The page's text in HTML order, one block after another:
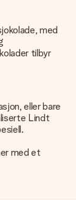
med
tilbyr
eller bare
Lindt
med et